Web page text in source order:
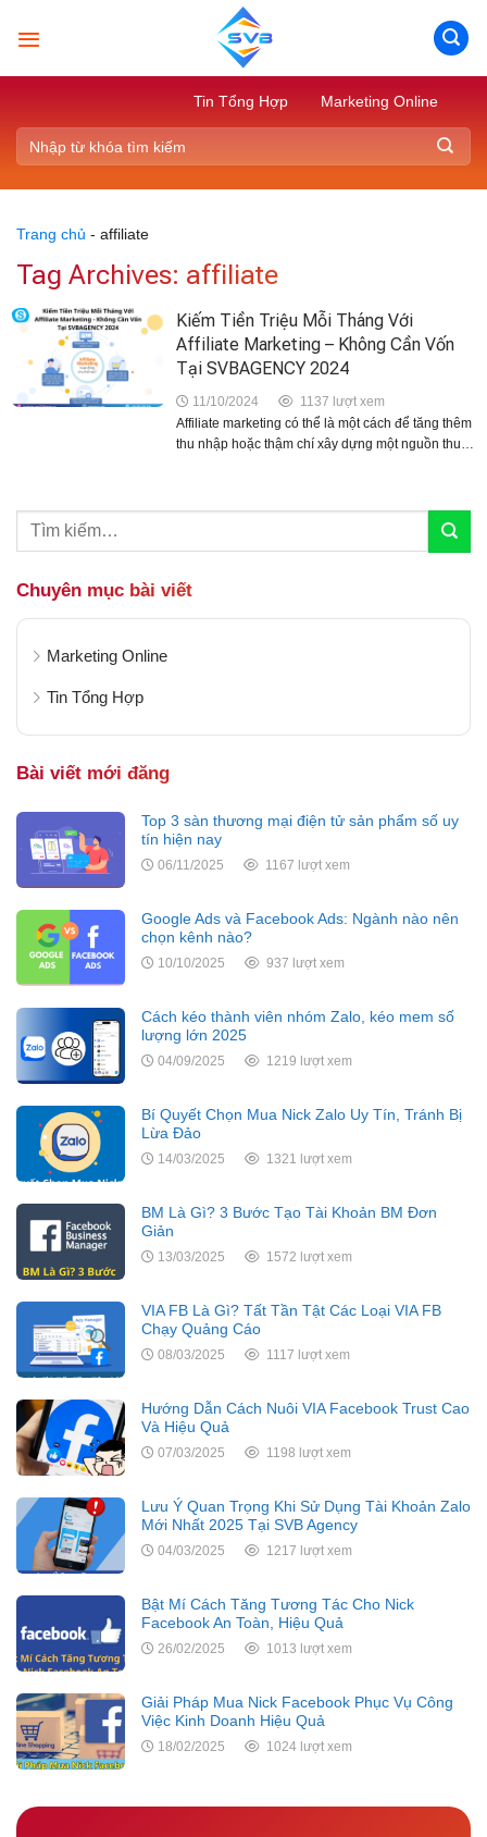
Tin Tổng Hợp Marketing Online
Trang chủ - affiliate
Tag Archives: affiliate
Kiếm Tiền Triệu Mỗi Tháng Với
Affiliate Marketing – Không Cần Vốn
Tại SVBAGENCY 2024
11/10/2024
1137 lượt xem
Affiliate marketing có thể là một cách để tăng thêm
thu nhập hoặc thậm chí xây dựng một nguồn thu
Chuyên mục bài viết
Marketing Online
Tin Tổng Hợp
Bài viết mới đăng
Top 3 sàn thương mại điện tử sản phẩm số uy
tín hiện nay
06/11/2025 1167 lượt xem
Google Ads và Facebook Ads: Ngành nào nên
chọn kênh nào?
10/10/2025 937 lượt xem
Cách kéo thành viên nhóm Zalo, kéo mem số
lượng lớn 2025
04/09/2025 1219 lượt xem
Bí Quyết Chọn Mua Nick Zalo Uy Tín, Tránh Bị
Lừa Đảo
14/03/2025 1321 lượt xem
BM Là Gì? 3 Bước Tạo Tài Khoản BM Đơn
Giản
13/03/2025 1572 lượt xem
VIA FB Là Gì? Tất Tần Tật Các Loại VIA FB
Chạy Quảng Cáo
08/03/2025 1117 lượt xem
Hướng Dẫn Cách Nuôi VIA Facebook Trust Cao
Và Hiệu Quả
07/03/2025 1198 lượt xem
Lưu Ý Quan Trọng Khi Sử Dụng Tài Khoản Zalo
Mới Nhất 2025 Tại SVB Agency
04/03/2025 1217 lượt xem
Bật Mí Cách Tăng Tương Tác Cho Nick
Facebook An Toàn, Hiệu Quả
26/02/2025 1013 lượt xem
Giải Pháp Mua Nick Facebook Phục Vụ Công
Việc Kinh Doanh Hiệu Quả
18/02/2025 1024 lượt xem